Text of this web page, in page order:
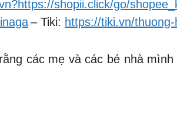
shopii.click/go/
– Tiki: https://tiki.vn/
các mẹ và các bé nhà